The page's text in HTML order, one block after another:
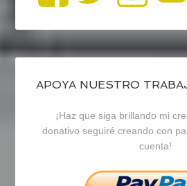
perfil
de
en
perfil
de
en
de
en
APOYA NUESTRO
¡Haz que siga brillando mi
donativo seguiré creando con
cuenta!